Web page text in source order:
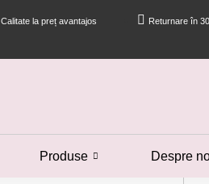
Calitate la preț avantajos Returnare în
Produse Despre